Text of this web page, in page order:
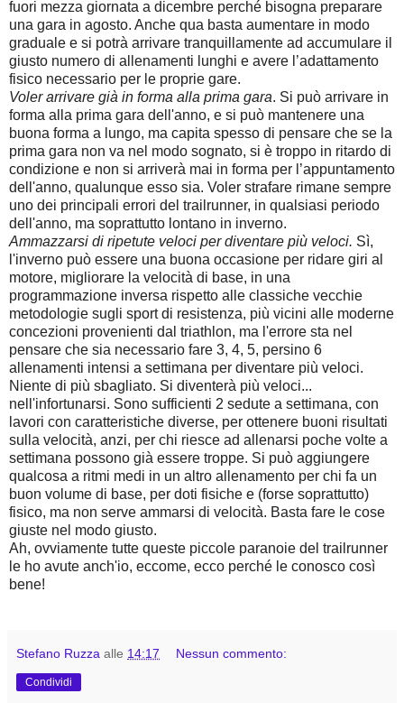
fuori mezza giornata a dicembre perché bisogna preparare
una gara in agosto. Anche qua basta aumentare in modo
graduale e si potrà arrivare tranquillamente ad accumulare il
giusto numero di allenamenti lunghi e avere l’adattamento
fisico necessario per le proprie gare.
Voler arrivare già in forma alla prima gara. Si può arrivare in
forma alla prima gara dell'anno, e si può mantenere una
buona forma a lungo, ma capita spesso di pensare che se la
prima gara non va nel modo sognato, si è troppo in ritardo di
condizione e non si arriverà mai in forma per l’appuntamento
dell'anno, qualunque esso sia. Voler strafare rimane sempre
uno dei principali errori del trailrunner, in qualsiasi periodo
dell'anno, ma soprattutto lontano in inverno.
Ammazzarsi di ripetute veloci per diventare più veloci. Sì,
l'inverno può essere una buona occasione per ridare giri al
motore, migliorare la velocità di base, in una
programmazione inversa rispetto alle classiche vecchie
metodologie sugli sport di resistenza, più vicini alle moderne
concezioni provenienti dal triathlon, ma l'errore sta nel
pensare che sia necessario fare 3, 4, 5, persino 6
allenamenti intensi a settimana per diventare più veloci.
Niente di più sbagliato. Si diventerà più veloci...
nell'infortunarsi. Sono sufficienti 2 sedute a settimana, con
lavori con caratteristiche diverse, per ottenere buoni risultati
sulla velocità, anzi, per chi riesce ad allenarsi poche volte a
settimana possono già essere troppe. Si può aggiungere
qualcosa a ritmi medi in un altro allenamento per chi fa un
buon volume di base, per doti fisiche e (forse soprattutto)
fisico, ma non serve ammarsi di velocità. Basta fare le cose
giuste nel modo giusto.
Ah, ovviamente tutte queste piccole paranoie del trailrunner
le ho avute anch'io, eccome, ecco perché le conosco così
bene!
Stefano Ruzza alle 14:17 Nessun commento:
Condividi